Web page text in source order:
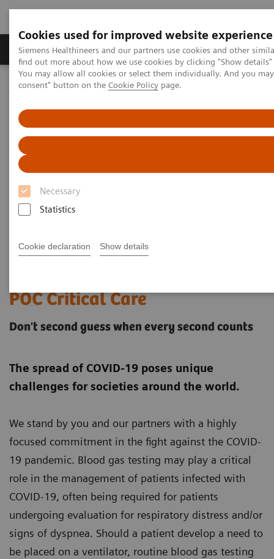
Cookies used for improved website experience
Siemens Healthineers and our partners use cookies and other
find out more about how we use cookies by clicking "Show
You may allow all cookies or select them individually. And you
consent" button on the Cookie Policy page.
Necessary
Statistics
Cookie declaration Show details
Продукція та сервіси Клінічні галузі
Домашня
Critical Care—Point of Care Testing
POC Critical Care
Don't second guess when every second counts
The spread of COVID-19 poses unique
challenges for societies around the world.
We stand by you and our partners with a highly
focused commitment in the fight against the COVID-
19 pandemic. Blood gas testing may play a critical
role in the management of patients infected with
COVID-19, often being required for patients
undergoing evaluation for respiratory distress and/or
signs of dyspnea. Should a patient develop a need to
be placed on a ventilator, routine blood gas testing